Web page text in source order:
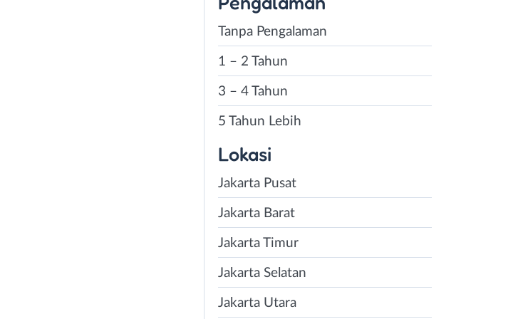
Tanpa Pengalaman
1 – 2 Tahun
3 – 4 Tahun
5 Tahun Lebih
Lokasi
Jakarta Pusat
Jakarta Barat
Jakarta Timur
Jakarta Selatan
Jakarta Utara